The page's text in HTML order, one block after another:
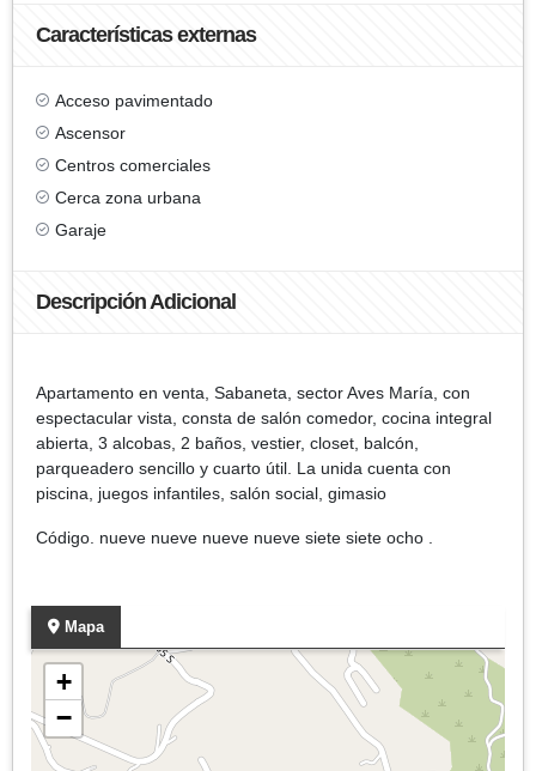
Características externas
Acceso pavimentado
Ascensor
Centros comerciales
Cerca zona urbana
Garaje
Descripción Adicional
Apartamento en venta, Sabaneta, sector Aves María, con
espectacular vista, consta de salón comedor, cocina integral
abierta, 3 alcobas, 2 baños, vestier, closet, balcón,
parqueadero sencillo y cuarto útil. La unida cuenta con
piscina, juegos infantiles, salón social, gimasio
Código. nueve nueve nueve nueve siete siete ocho .
Mapa
+
−